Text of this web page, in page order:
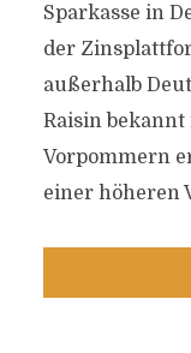
Sparkasse in
der
außerhalb
Raisin bekannt
Vorpommern
einer höheren